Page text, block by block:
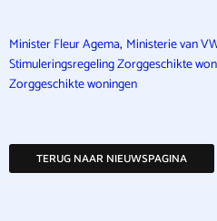
Minister Fleur Agema, Ministerie van
Stimuleringsregeling Zorggeschikte
Zorggeschikte woningen
TERUG NAAR NIEUWSPAGINA